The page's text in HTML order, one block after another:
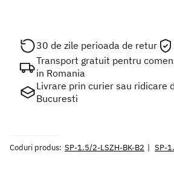
30 de zile perioada de retur
Transport gratuit pentru
in Romania
Livrare prin curier sau ridicare
Bucuresti
Coduri produs: SP-1.5/2-LSZH-BK-B2 SP-